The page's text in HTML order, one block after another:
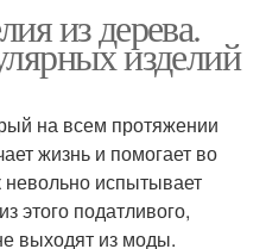
из дерева.
изделий
на всем протяжении
жизнь и помогает во
испытывает
этого податливого,
выходят из моды.